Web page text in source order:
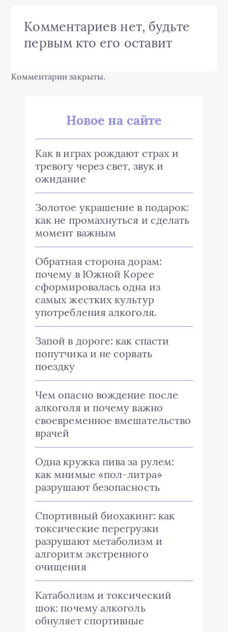
Комментариев нет, будьте
первым кто его оставит
Комментарии закрыты.
Новое на сайте
Как в играх рождают страх и
тревогу через свет, звук и
ожидание
Золотое украшение в подарок:
как не промахнуться и сделать
момент важным
Обратная сторона дорам:
почему в Южной Корее
сформировалась одна из
самых жестких культур
употребления алкоголя.
Запой в дороге: как спасти
попутчика и не сорвать
поездку
Чем опасно вождение после
алкоголя и почему важно
своевременное вмешательство
врачей
Одна кружка пива за рулем:
как мнимые «пол-литра»
разрушают безопасность
Спортивный биохакинг: как
токсические перегрузки
разрушают метаболизм и
алгоритм экстренного
очищения
Катаболизм и токсический
шок: почему алкоголь
обнуляет спортивные